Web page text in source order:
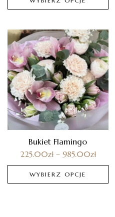
Bukiet Flamingo
225.00zł– 985.00zł
WYBIERZ OPCJE